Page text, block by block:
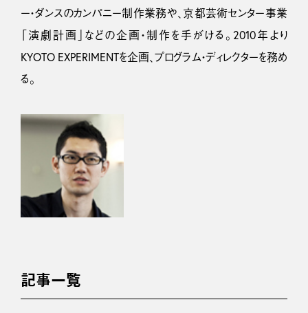
ー・ダンスのカンパニー制作業務や、京都芸術センター事業
「演劇計画」などの企画・制作を手がける。2010年より
KYOTO EXPERIMENTを企画、プログラム・ディレクターを務め
る。
記事一覧